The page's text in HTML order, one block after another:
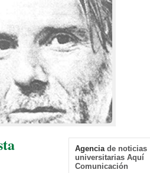
Agencia de noticias
universitarias Aquí
Comunicación